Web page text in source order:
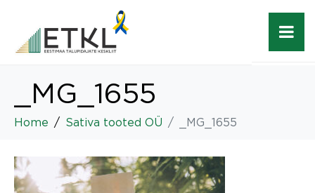
_MG_1655
Home Sativa tooted OÜ _MG_1655